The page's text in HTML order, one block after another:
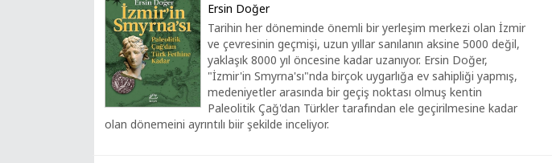
Ersin Doğer
Tarihin her döneminde önemli bir yerleşim merkezi olan İzmir
ve çevresinin geçmişi, uzun yıllar sanılanın aksine 5000 değil,
yaklaşık 8000 yıl öncesine kadar uzanıyor. Ersin Doğer,
"İzmir'in Smyrna'sı"nda birçok uygarlığa ev sahipliği yapmış,
medeniyetler arasında bir geçiş noktası olmuş kentin
Paleolitik Çağ'dan Türkler tarafından ele geçirilmesine kadar
olan dönemeini ayrıntılı biir şekilde inceliyor.